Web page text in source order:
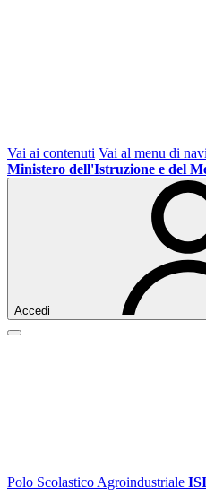
Vai ai contenuti Vai al menu di
Ministero dell'Istruzione e del
Accedi
Polo Scolastico Agroindustriale